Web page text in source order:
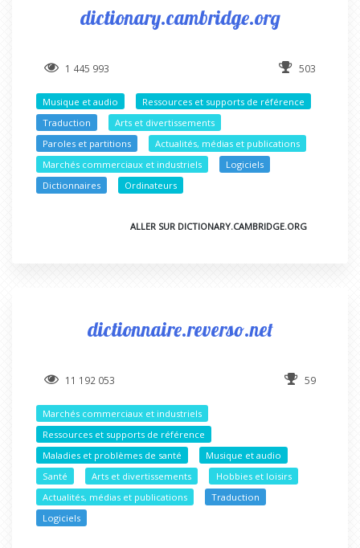
dictionary.cambridge.org
1 445 993 503
Musique et audio
Ressources et supports de référence
Traduction
Arts et divertissements
Paroles et partitions
Actualités, médias et publications
Marchés commerciaux et industriels
Logiciels
Dictionnaires
Ordinateurs
ALLER SUR DICTIONARY.CAMBRIDGE.ORG
dictionnaire.reverso.net
11 192 053 59
Marchés commerciaux et industriels
Ressources et supports de référence
Maladies et problèmes de santé
Musique et audio
Santé
Arts et divertissements
Hobbies et loisirs
Actualités, médias et publications
Traduction
Logiciels